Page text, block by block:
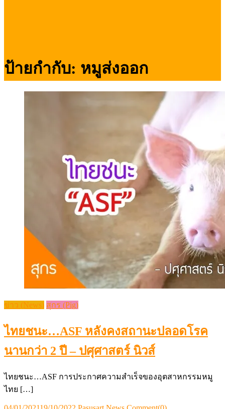
ป้ายกำกับ: หมูส่งออก
ข่าว (News) สุกร (Pig)
ไทยชนะ…ASF หลังคงสถานะปลอดโรค
นานกว่า 2 ปี – ปศุศาสตร์ นิวส์
ไทยชนะ…ASF การประกาศความสำเร็จของอุตสาหกรรมหมู
ไทย […]